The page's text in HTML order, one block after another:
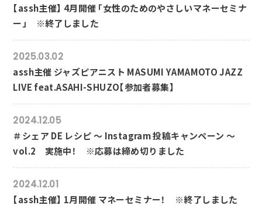
【assh主催】 4月開催 「女性のためのやさしいマネーセミナ
ー」 ※終了しました
2025.03.02
assh主催 ジャズピアニスト MASUMI YAMAMOTO JAZZ
LIVE feat.ASAHI-SHUZO【参加者募集】
2024.12.05
＃シェア DE レシピ ～ Instagram 投稿キャンペーン ～
vol.2 実施中！ ※応募は締め切りました
2024.12.01
【assh主催】 1月開催 マネーセミナー！ ※終了しました